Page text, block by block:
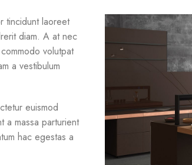
tincidunt laoreet
diam. A at nec
volutpat
a vestibulum
euismod
a massa parturient
hac egestas a